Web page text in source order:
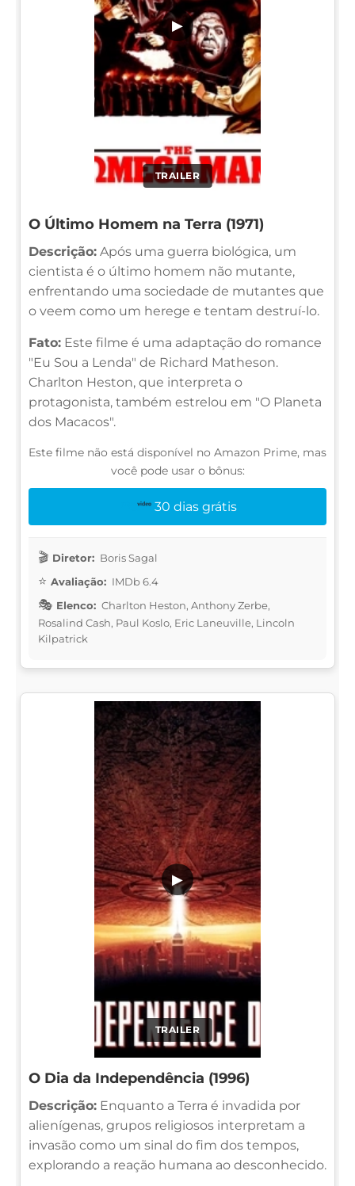
TRAILER
▶
O Último Homem na Terra (1971)
Descrição: Após uma guerra biológica, um
cientista é o último homem não mutante,
enfrentando uma sociedade de mutantes que
o veem como um herege e tentam destruí-lo.
Fato: Este filme é uma adaptação do romance
"Eu Sou a Lenda" de Richard Matheson.
Charlton Heston, que interpreta o
protagonista, também estrelou em "O Planeta
dos Macacos".
Este filme não está disponível no Amazon Prime, mas
você pode usar o bônus:
30 dias grátis
Diretor: Boris Sagal
Avaliação: IMDb 6.4
Elenco: Charlton Heston, Anthony Zerbe,
Rosalind Cash, Paul Koslo, Eric Laneuville, Lincoln
Kilpatrick
TRAILER
▶
O Dia da Independência (1996)
Descrição: Enquanto a Terra é invadida por
alienígenas, grupos religiosos interpretam a
invasão como um sinal do fim dos tempos,
explorando a reação humana ao desconhecido.